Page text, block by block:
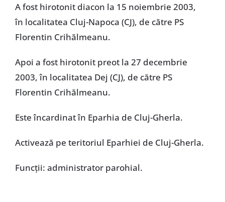
A fost hirotonit diacon la 15 noiembrie 2003,
în localitatea Cluj-Napoca (CJ), de către PS
Florentin Crihălmeanu.
Apoi a fost hirotonit preot la 27 decembrie
2003, în localitatea Dej (CJ), de către PS
Florentin Crihălmeanu.
Este încardinat în Eparhia de Cluj-Gherla.
Activează pe teritoriul Eparhiei de Cluj-Gherla.
Funcţii: administrator parohial.